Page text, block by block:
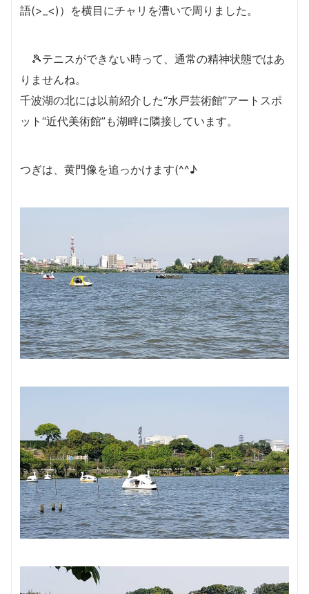
語(>_<)）を横目にチャリを漕いで周りました。
🎾テニスができない時って、通常の精神状態ではあ
りませんね。
千波湖の北には以前紹介した“水戸芸術館”アートスポ
ット“近代美術館”も湖畔に隣接しています。
つぎは、黄門像を追っかけます(^^♪